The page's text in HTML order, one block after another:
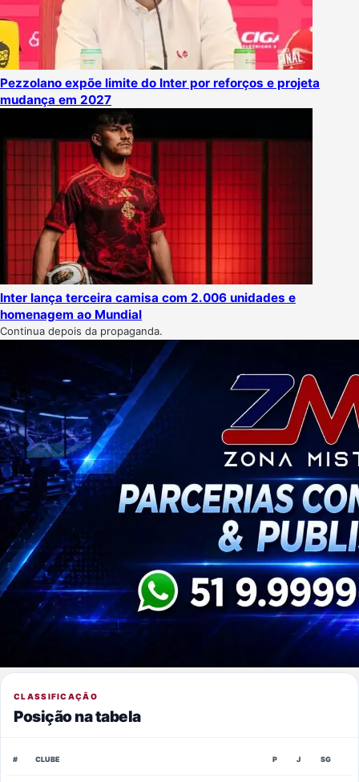
Pezzolano expõe limite do Inter por reforços e projeta
mudança em 2027
Inter lança terceira camisa com 2.006 unidades e
homenagem ao Mundial
Continua depois da propaganda.
CLASSIFICAÇÃO
Posição na tabela
# CLUBE P J SG